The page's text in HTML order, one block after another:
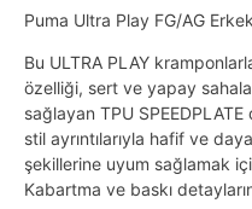
Puma Ultra Play FG/AG
Bu ULTRA PLAY
özelliği, sert ve yapay
sağlayan TPU SPEEDPLATE
stil ayrıntılarıyla hafif ve
şekillerine uyum sağlamak
Kabartma ve baskı